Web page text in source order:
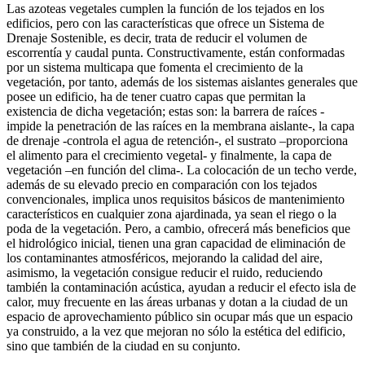
Las azoteas vegetales cumplen la función de los tejados en los
edificios, pero con las características que ofrece un Sistema de
Drenaje Sostenible, es decir, trata de reducir el volumen de
escorrentía y caudal punta. Constructivamente, están conformadas
por un sistema multicapa que fomenta el crecimiento de la
vegetación, por tanto, además de los sistemas aislantes generales que
posee un edificio, ha de tener cuatro capas que permitan la
existencia de dicha vegetación; estas son: la barrera de raíces -
impide la penetración de las raíces en la membrana aislante-, la capa
de drenaje -controla el agua de retención-, el sustrato –proporciona
el alimento para el crecimiento vegetal- y finalmente, la capa de
vegetación –en función del clima-. La colocación de un techo verde,
además de su elevado precio en comparación con los tejados
convencionales, implica unos requisitos básicos de mantenimiento
característicos en cualquier zona ajardinada, ya sean el riego o la
poda de la vegetación. Pero, a cambio, ofrecerá más beneficios que
el hidrológico inicial, tienen una gran capacidad de eliminación de
los contaminantes atmosféricos, mejorando la calidad del aire,
asimismo, la vegetación consigue reducir el ruido, reduciendo
también la contaminación acústica, ayudan a reducir el efecto isla de
calor, muy frecuente en las áreas urbanas y dotan a la ciudad de un
espacio de aprovechamiento público sin ocupar más que un espacio
ya construido, a la vez que mejoran no sólo la estética del edificio,
sino que también de la ciudad en su conjunto.